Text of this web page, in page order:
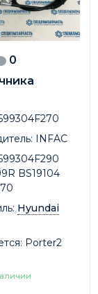
0
INFAC
BS19104
Hyundai
Porter2